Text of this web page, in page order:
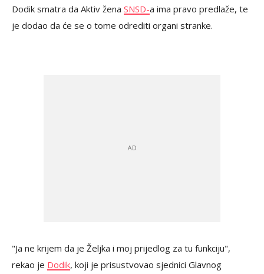
Dodik smatra da Aktiv žena SNSD-a ima pravo predlaže, te
je dodao da će se o tome odrediti organi stranke.
"Ja ne krijem da je Željka i moj prijedlog za tu funkciju",
rekao je Dodik, koji je prisustvovao sjednici Glavnog